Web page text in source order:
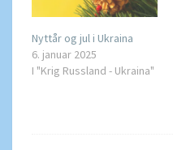
Nyttår og jul i Ukraina
6. januar 2025
I "Krig Russland - Ukraina"